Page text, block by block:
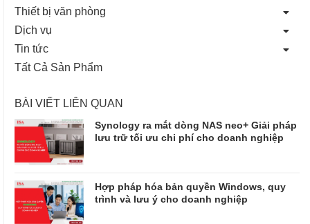
Thiết bị văn phòng
Dịch vụ
Tin tức
Tất Cả Sản Phẩm
BÀI VIẾT LIÊN QUAN
Synology ra mắt dòng NAS neo+ Giải pháp
lưu trữ tối ưu chi phí cho doanh nghiệp
Hợp pháp hóa bản quyền Windows, quy
trình và lưu ý cho doanh nghiệp